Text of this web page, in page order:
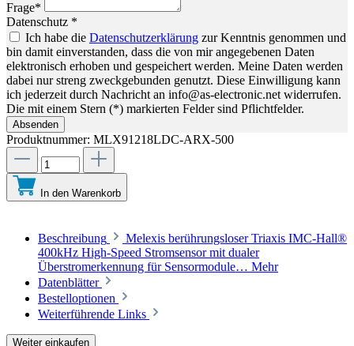
Frage*
Datenschutz *
Ich habe die Datenschutzerklärung zur Kenntnis genommen und
bin damit einverstanden, dass die von mir angegebenen Daten
elektronisch erhoben und gespeichert werden. Meine Daten werden
dabei nur streng zweckgebunden genutzt. Diese Einwilligung kann
ich jederzeit durch Nachricht an info@as-electronic.net widerrufen.
Die mit einem Stern (*) markierten Felder sind Pflichtfelder.
Absenden
Produktnummer: MLX91218LDC-ARX-500
In den Warenkorb
Beschreibung
Melexis berührungsloser Triaxis IMC-Hall®
400kHz High-Speed Stromsensor mit dualer
Überstromerkennung für Sensormodule… Mehr
Datenblätter
Bestelloptionen
Weiterführende Links
Weiter einkaufen